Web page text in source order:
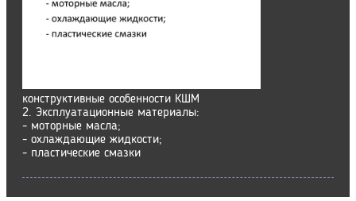
конструктивные особенности КШМ
2. Эксплуатационные материалы:
- моторные масла;
- охлаждающие жидкости;
- пластические смазки